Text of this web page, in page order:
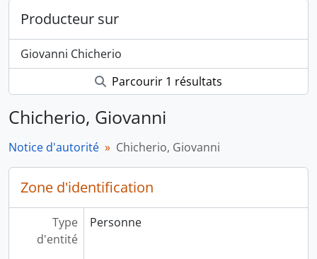
Producteur sur
Giovanni Chicherio
Parcourir 1 résultats
Chicherio, Giovanni
Notice d'autorité Chicherio, Giovanni
Zone d'identification
Type
d'entité
Personne